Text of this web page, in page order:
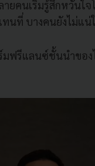
ยคนเริ่มรู้สึกหวั่นใ
นที่ บางคนยังไม่แ
ฟรีแลนซ์ชั้นนำของ